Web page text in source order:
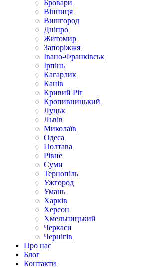
Бровари
Вінниця
Вишгород
Дніпро
Житомир
Запоріжжя
Івано-Франківськ
Ірпінь
Кагарлик
Канів
Кривий Ріг
Кропивницький
Луцьк
Львів
Миколаїв
Одеса
Полтава
Рівне
Суми
Тернопіль
Ужгород
Умань
Харків
Херсон
Хмельницький
Черкаси
Чернігів
Про нас
Блог
Контакти